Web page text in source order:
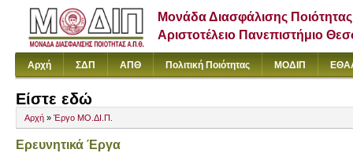
Μονάδα Διασφάλισης Ποιότητας
Αριστοτέλειο Πανεπιστήμιο
Αρχή ΣΔΠ ΑΠΘ Πολιτική Ποιότητας ΜΟΔΙΠ
Είστε εδώ
Αρχή » Έργο ΜΟ.ΔΙ.Π.
Ερευνητικά Έργα